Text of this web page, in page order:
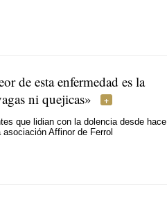
de esta enfermedad es la
ni quejicas»
que lidian con la dolencia desde hace
Affinor de Ferrol